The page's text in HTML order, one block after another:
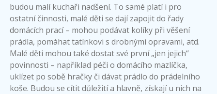
budou malí kuchaři nadšení. To samé platí i pro
ostatní činnosti, malé děti se dají zapojit do řady
domácích prací – mohou podávat kolíky při věšení
prádla, pomáhat tatínkovi s drobnými opravami, atd.
Malé děti mohou také dostat své první „jen jejich“
povinnosti – například péči o domácího mazlíčka,
uklízet po sobě hračky či dávat prádlo do prádelního
koše. Budou se cítit důležití a hlavně, získají u nich na